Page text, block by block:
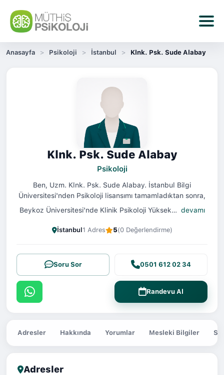
Anasayfa Psikoloji İstanbul Klnk. Psk. Sude Alabay
Klnk. Psk. Sude Alabay
Psikoloji
Ben, Uzm. Klnk. Psk. Sude Alabay. İstanbul Bilgi
Üniversitesi'nden Psikoloji lisansımı tamamladıktan sonra,
Beykoz Üniversitesi'nde Klinik Psikoloji Yüksek… devamı
İstanbul1 Adres 5(0 Değerlendirme)
Soru Sor 0501 612 02 34
Randevu Al
Adresler Hakkında Yorumlar Mesleki Bilgiler
Adresler